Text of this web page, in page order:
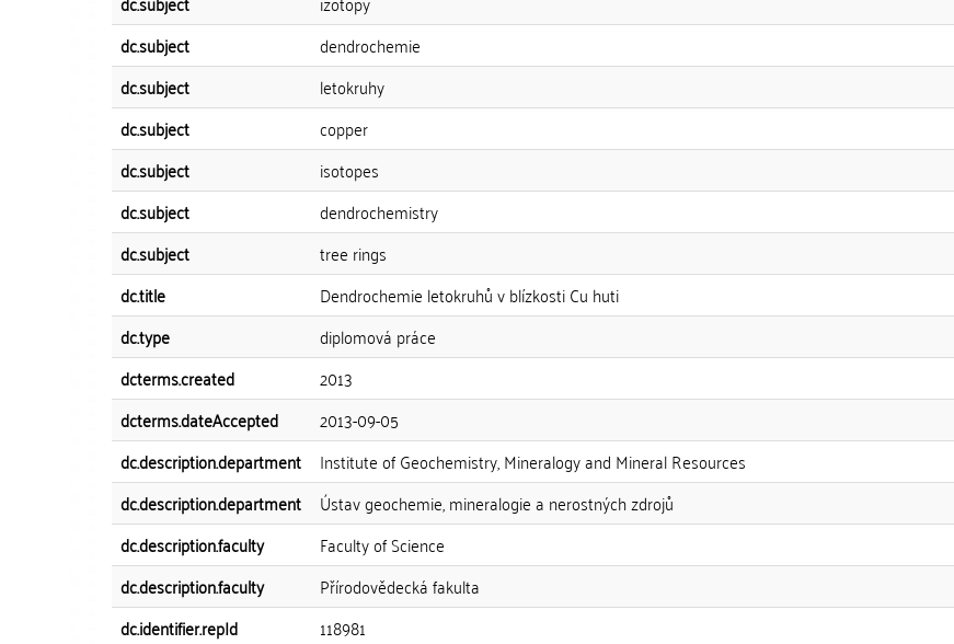
dc.subject
dendrochemie
dc.subject
letokruhy
dc.subject
copper
dc.subject
isotopes
dc.subject
dendrochemistry
dc.subject
tree rings
dc.title
Dendrochemie letokruhů v blízkosti Cu huti
dc.type
diplomová práce
dcterms.created
2013
dcterms.dateAccepted
2013-09-05
dc.description.department
Institute of Geochemistry, Mineralogy and Mineral Resources
dc.description.department
Ústav geochemie, mineralogie a nerostných zdrojů
dc.description.faculty
Faculty of Science
dc.description.faculty
Přírodovědecká fakulta
dc.identifier.repId
118981